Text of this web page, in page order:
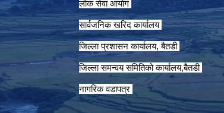
लाेक सेवा आयाेग
सार्वजनिक खरिद कार्यालय
जिल्ला प्रशासन कार्यालय, बैतडी
जिल्ला समन्वय समितिको कार्यालय,बैतडी
नागरिक वडापत्र